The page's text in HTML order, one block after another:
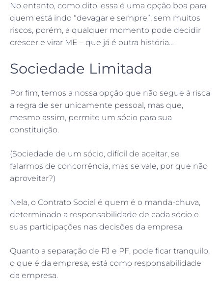
No entanto, como dito, essa é uma opção boa para
quem está indo “devagar e sempre”, sem muitos
riscos, porém, a qualquer momento pode decidir
crescer e virar ME – que já é outra história…
Sociedade Limitada
Por fim, temos a nossa opção que não segue à risca
a regra de ser unicamente pessoal, mas que,
mesmo assim, permite um sócio para sua
constituição.
(Sociedade de um sócio, difícil de aceitar, se
falarmos de concorrência, mas se vale, por que não
aproveitar?)
Nela, o Contrato Social é quem é o manda-chuva,
determinado a responsabilidade de cada sócio e
suas participações nas decisões da empresa.
Quanto a separação de PJ e PF, pode ficar tranquilo,
o que é da empresa, está como responsabilidade
da empresa.